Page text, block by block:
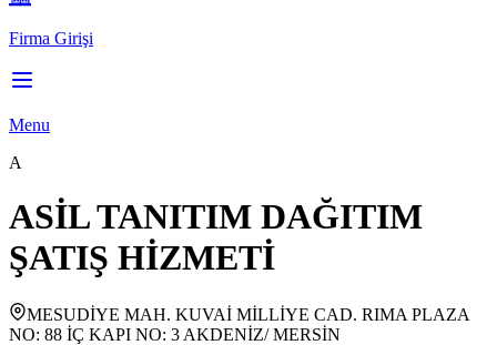
Firma Girişi
Menu
A
ASİL TANITIM DAĞITIM
ŞATIŞ HİZMETİ
MESUDİYE MAH. KUVAİ MİLLİYE CAD. RIMA PLAZA
NO: 88 İÇ KAPI NO: 3 AKDENİZ/ MERSİN